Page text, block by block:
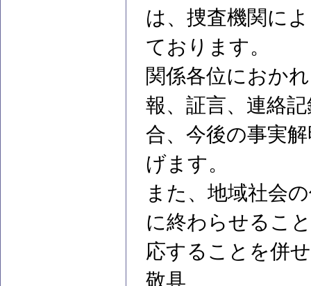
は、捜査機関に
ております。
関係各位におか
報、証言、連絡
合、今後の事実
げます。
また、地域社会
に終わらせるこ
応することを併
敬具